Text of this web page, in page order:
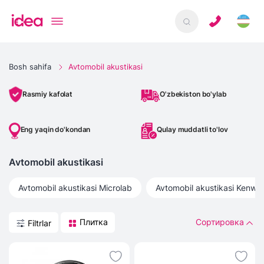
Bosh sahifa Avtomobil akustikasi
Rasmiy kafolat O'zbekiston bo'ylab
Eng yaqin do'kondan Qulay muddatli to'lov
Avtomobil akustikasi
Avtomobil akustikasi Microlab Avtomobil akustikasi
Filtrlar Плитка Сортировка